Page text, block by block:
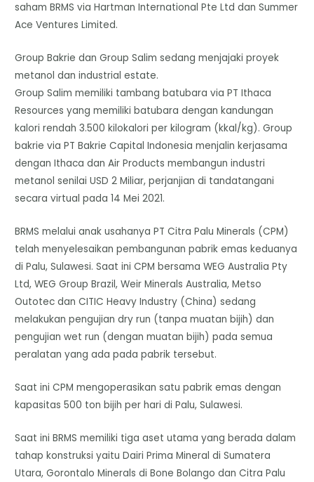
saham BRMS via Hartman International Pte Ltd dan Summer
Ace Ventures Limited.
Group Bakrie dan Group Salim sedang menjajaki proyek
metanol dan industrial estate.
Group Salim memiliki tambang batubara via PT Ithaca
Resources yang memiliki batubara dengan kandungan
kalori rendah 3.500 kilokalori per kilogram (kkal/kg). Group
bakrie via PT Bakrie Capital Indonesia menjalin kerjasama
dengan Ithaca dan Air Products membangun industri
metanol senilai USD 2 Miliar, perjanjian di tandatangani
secara virtual pada 14 Mei 2021.
BRMS melalui anak usahanya PT Citra Palu Minerals (CPM)
telah menyelesaikan pembangunan pabrik emas keduanya
di Palu, Sulawesi. Saat ini CPM bersama WEG Australia Pty
Ltd, WEG Group Brazil, Weir Minerals Australia, Metso
Outotec dan CITIC Heavy Industry (China) sedang
melakukan pengujian dry run (tanpa muatan bijih) dan
pengujian wet run (dengan muatan bijih) pada semua
peralatan yang ada pada pabrik tersebut.
Saat ini CPM mengoperasikan satu pabrik emas dengan
kapasitas 500 ton bijih per hari di Palu, Sulawesi.
Saat ini BRMS memiliki tiga aset utama yang berada dalam
tahap konstruksi yaitu Dairi Prima Mineral di Sumatera
Utara, Gorontalo Minerals di Bone Bolango dan Citra Palu